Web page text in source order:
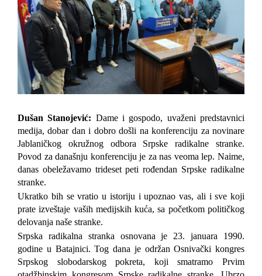
Dušan Stanojević: Dame i gospodo, uvaženi predstavnici
medija, dobar dan i dobro došli na konferenciju za novinare
Jablaničkog okružnog odbora Srpske radikalne stranke.
Povod za današnju konferenciju je za nas veoma lep. Naime,
danas obeležavamo trideset peti rođendan Srpske radikalne
stranke.
Ukratko bih se vratio u istoriju i upoznao vas, ali i sve koji
prate izveštaje vaših medijskih kuća, sa početkom političkog
delovanja naše stranke.
Srpska radikalna stranka osnovana je 23. januara 1990.
godine u Batajnici. Tog dana je održan Osnivački kongres
Srpskog slobodarskog pokreta, koji smatramo Prvim